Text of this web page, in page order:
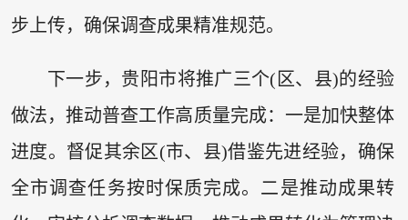
步上传，确保调查成果精准规范。
下一步，贵阳市将推广三个(区、县)的经验
做法，推动普查工作高质量完成：一是加快整体
进度。督促其余区(市、县)借鉴先进经验，确保
全市调查任务按时保质完成。二是推动成果转